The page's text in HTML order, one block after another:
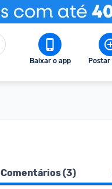
Baixar o app
Comentários (3)